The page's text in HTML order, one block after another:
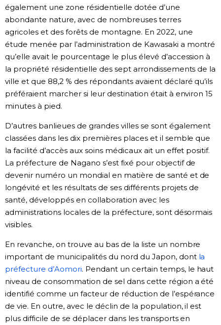
également une zone résidentielle dotée d’une
abondante nature, avec de nombreuses terres
agricoles et des forêts de montagne. En 2022, une
étude menée par l’administration de Kawasaki a montré
qu’elle avait le pourcentage le plus élevé d’accession à
la propriété résidentielle des sept arrondissements de la
ville et que 88,2 % des répondants avaient déclaré qu’ils
préféraient marcher si leur destination était à environ 15
minutes à pied.
D’autres banlieues de grandes villes se sont également
classées dans les dix premières places et il semble que
la facilité d’accès aux soins médicaux ait un effet positif.
La préfecture de Nagano s’est fixé pour objectif de
devenir numéro un mondial en matière de santé et de
longévité et les résultats de ses différents projets de
santé, développés en collaboration avec les
administrations locales de la préfecture, sont désormais
visibles.
En revanche, on trouve au bas de la liste un nombre
important de municipalités du nord du Japon, dont la
préfecture d’Aomori. Pendant un certain temps, le haut
niveau de consommation de sel dans cette région a été
identifié comme un facteur de réduction de l’espérance
de vie. En outre, avec le déclin de la population, il est
plus difficile de se déplacer dans les transports en